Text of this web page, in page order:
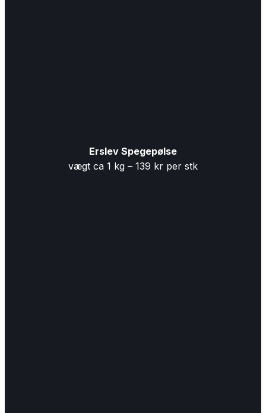
Erslev Spegepølse
vægt ca 1 kg – 139 kr per stk